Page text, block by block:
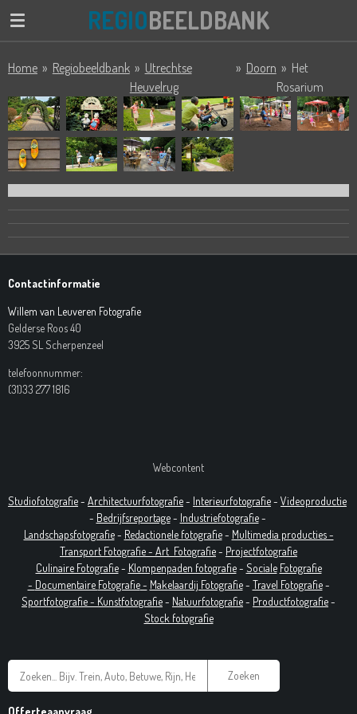
Ga
de
REGIOBEELDBANK
Home » Regiobeeldbank » Utrechtse
Heuvelrug
» Doorn » Het
Rosarium
Contactinformatie
Willem van Leuveren Fotografie
Gelderse Roos 40
3925 SL Scherpenzeel
telefoonnummer:
(31)33 277 1816
Webcontent
Studiofotografie- Architectuurfotografie- Interieurfotografie- Videoproductie
- Bedrijfsreportage- Industriefotografie-
Landschapsfotografie- Redactionele fotografie- Multimedia producties -
Transport Fotografie - Art Fotografie- Projectfotografie
Culinaire Fotografie- Klompenpaden fotografie- Sociale Fotografie
- Documentaire Fotografie- Makelaardij Fotografie- Travel Fotografie-
Sportfotografie - Kunstfotografie- Natuurfotografie- Productfotografie-
Stock fotografie
Zoeken
Offerteaanvraag